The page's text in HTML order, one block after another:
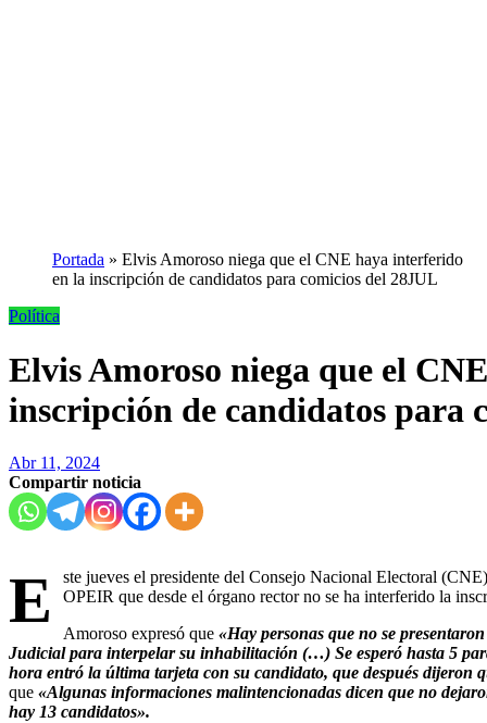
Portada » Elvis Amoroso niega que el CNE haya interferido
en la inscripción de candidatos para comicios del 28JUL
Política
Elvis Amoroso niega que el
inscripción de candidatos para
Abr 11, 2024
Compartir noticia
E
ste jueves el presidente del Consejo Nacional Electoral
OPEIR que desde el órgano rector no se ha interferido la
Amoroso expresó que «Hay personas que no se
Judicial para interpelar su inhabilitación (…) Se esperó hasta 5
hora entró la última tarjeta con su candidato, que después dijeron
que «Algunas informaciones malintencionadas dicen que no
hay 13 candidatos».